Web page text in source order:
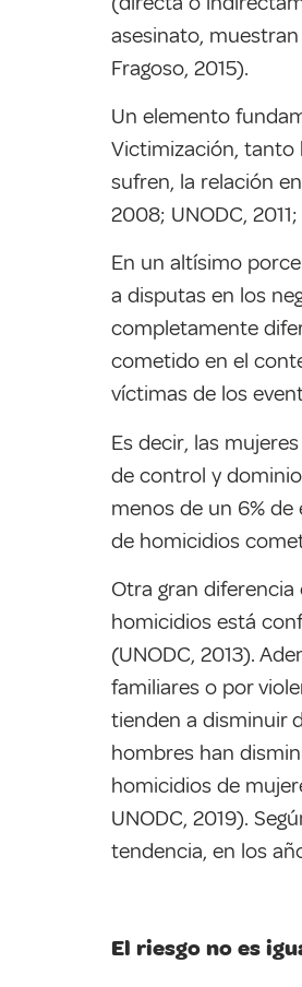
asesinato,
Fragoso, 2015).
Un elemento
Victimización, tanto
sufren, la relación
2008; UNODC,
En un altísimo
a disputas en los
completamente
cometido en el
víctimas de los
Es decir, las
de control y
menos de un 6%
de homicidios
Otra gran
homicidios está
(UNODC, 2013).
familiares o por
tienden a disminuir
hombres han
homicidios de
UNODC, 2019).
tendencia, en los
El riesgo no es